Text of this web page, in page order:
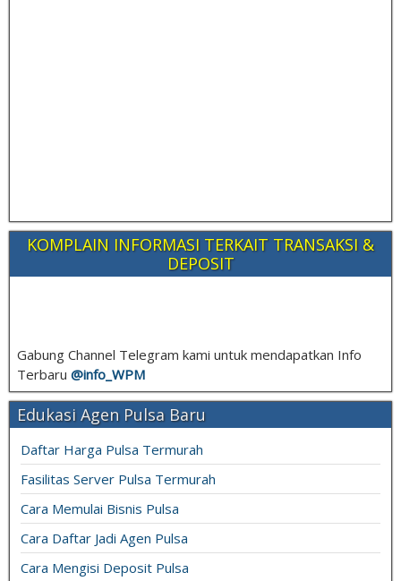
KOMPLAIN INFORMASI TERKAIT TRANSAKSI &
DEPOSIT
Gabung Channel Telegram kami untuk mendapatkan Info
Terbaru @info_ WPM
Edukasi Agen Pulsa Baru
Daftar Harga Pulsa Termurah
Fasilitas Server Pulsa Termurah
Cara Memulai Bisnis Pulsa
Cara Daftar Jadi Agen Pulsa
Cara Mengisi Deposit Pulsa